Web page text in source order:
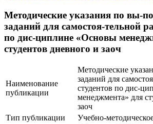
Методические указания по вы-
заданий для самостоя-тельной
по дис-циплине «Основы
студентов дневного и заоч
Наименование
публикации
Методические
заданий для
студентов по дис-
менеджмента» для
заоч
Тип публикации
Учебно-